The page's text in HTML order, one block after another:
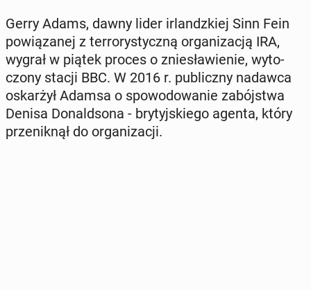
Gerry Adams, dawny lider ir­landz­kiej Sinn Fein
po­wią­za­nej z ter­ro­ry­stycz­ną or­ga­ni­za­cją IRA,
wygrał w piątek proces o znie­sła­wie­nie, wy­to­
czo­ny stacji BBC. W 2016 r. pu­blicz­ny nadawca
oskar­żył Adamsa o spo­wo­do­wa­nie za­bój­stwa
Denisa Do­nald­so­na - bry­tyj­skie­go agenta, który
prze­nik­nął do or­ga­ni­za­cji.